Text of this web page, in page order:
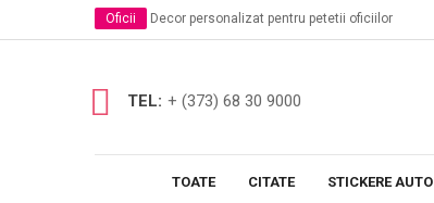
Oficii
Decor personalizat pentru petetii oficiilor
Scoli si Gradinite
Stickere decorative in clase
TEL: + (373) 68 30 9000
TOATE CITATE STICKERE AUTO